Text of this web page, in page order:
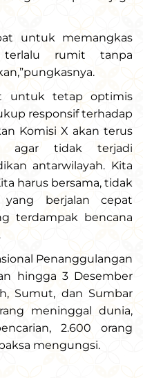
untuk memangkas
rumit tanpa
untuk tetap optimis
responsif terhadap
Komisi X akan terus
agar tidak terjadi
antarwilayah. Kita
harus bersama, tidak
berjalan cepat
terdampak bencana
Penanggulangan
hingga 3 Desember
Sumut, dan Sumbar
meninggal dunia,
2.600 orang
mengungsi.